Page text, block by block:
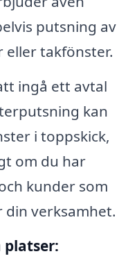
putsning av
eller takfönster.
ingå ett avtal
kan
i toppskick,
om du har
kunder som
verksamhet.
platser: